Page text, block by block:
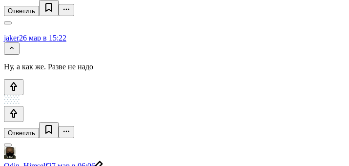
Ответить
jaker26 мар в 15:22
Ну, а как же. Разве не надо
Ответить